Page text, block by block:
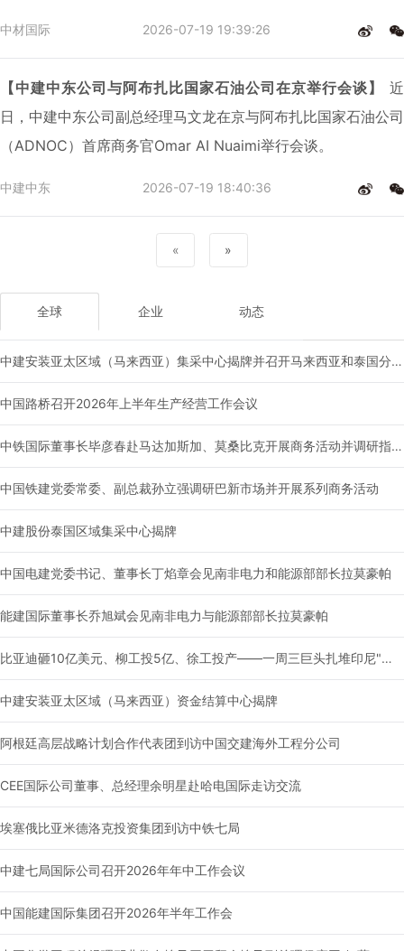
中材国际 2026-07-19 19:39:26
【中建中东公司与阿布扎比国家石油公司在京举行会谈】
近
日，中建中东公司副总经理马文龙在京与阿布扎比国家石油公司
（ADNOC）首席商务官Omar AI Nuaimi举行会谈。
中建中东 2026-07-19 18:40:36
« »
全球 企业 动态
中建安装亚太区域（马来西亚）集采中心揭牌并召开马来西亚和泰国分供商大会
中国路桥召开2026年上半年生产经营工作会议
中铁国际董事长毕彦春赴马达加斯加、莫桑比克开展商务活动并调研指导国别工作
中国铁建党委常委、副总裁孙立强调研巴新市场并开展系列商务活动
中建股份泰国区域集采中心揭牌
中国电建党委书记、董事长丁焰章会见南非电力和能源部部长拉莫豪帕
能建国际董事长乔旭斌会见南非电力与能源部部长拉莫豪帕
比亚迪砸10亿美元、柳工投5亿、徐工投产——一周三巨头扎堆印尼"盖房子"
中建安装亚太区域（马来西亚）资金结算中心揭牌
阿根廷高层战略计划合作代表团到访中国交建海外工程分公司
CEE国际公司董事、总经理余明星赴哈电国际走访交流
埃塞俄比亚米德洛克投资集团到访中铁七局
中建七局国际公司召开2026年年中工作会议
中国能建国际集团召开2026年半年工作会